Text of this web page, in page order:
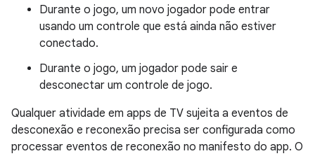
Durante o jogo, um novo jogador pode entrar
usando um controle que está ainda não estiver
conectado.
Durante o jogo, um jogador pode sair e
desconectar um controle de jogo.
Qualquer atividade em apps de TV sujeita a eventos de
desconexão e reconexão precisa ser configurada como
processar eventos de reconexão no manifesto do app. O